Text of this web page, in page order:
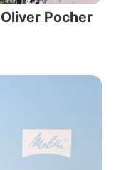
Pocher